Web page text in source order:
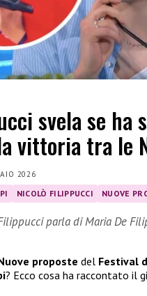
svela se ha
vittoria tra le
2026
NICOLÒ FILIPPUCCI NUOVE
parla di Maria De
proposte del Festival
? Ecco cosa ha raccontato il